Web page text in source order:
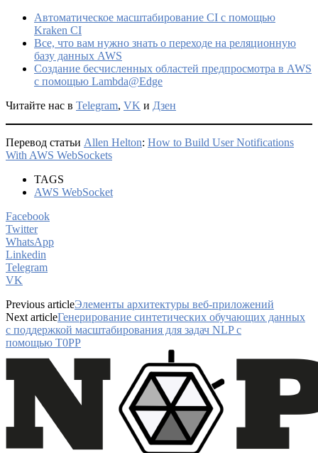
Автоматическое масштабирование CI с помощью
Kraken CI
Все, что вам нужно знать о переходе на реляционную
базу данных AWS
Создание бесчисленных областей предпросмотра в AWS
с помощью Lambda@Edge
Читайте нас в Telegram, VK и Дзен
Перевод статьи Allen Helton: How to Build User Notifications
With AWS WebSockets
TAGS
AWS WebSocket
Facebook
Twitter
WhatsApp
Linkedin
Telegram
VK
Previous articleЭлементы архитектуры веб-приложений
Next articleГенерирование синтетических обучающих данных
с поддержкой масштабирования для задач NLP с
помощью T0PP